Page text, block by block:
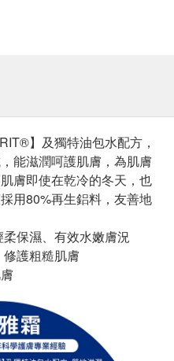
】及獨特油包水配方，
能滋潤呵護肌膚，為肌膚
膚即使在乾冷的冬天，也
用80%再生鋁料，友善地
保濕、有效水嫩膚況
修護粗糙肌膚